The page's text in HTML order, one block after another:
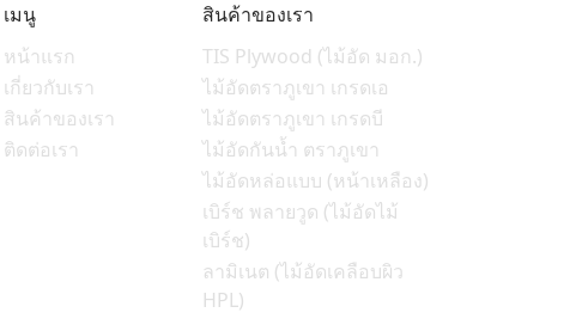
เมนู
หน้าแรก
เกี่ยวกับเรา
สินค้าของเรา
ติดต่อเรา
สินค้าของเรา
TIS Plywood (ไม้อัด มอก.)
ไม้อัดตราภูเขา เกรดเอ
ไม้อัดตราภูเขา เกรดบี
ไม้อัดกันน้ำ ตราภูเขา
ไม้อัดหล่อแบบ (หน้าเหลือง)
เบิร์ช พลายวูด (ไม้อัดไม้
เบิร์ช)
ลามิเนต (ไม้อัดเคลือบผิว
HPL)